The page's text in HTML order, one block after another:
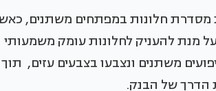
מסדרת חלונות במפתחים משתנים,
מנת להעניק לחלונות עומק
משתנים ונצבעו בצבעים עזים,
הדרך של הבנק.